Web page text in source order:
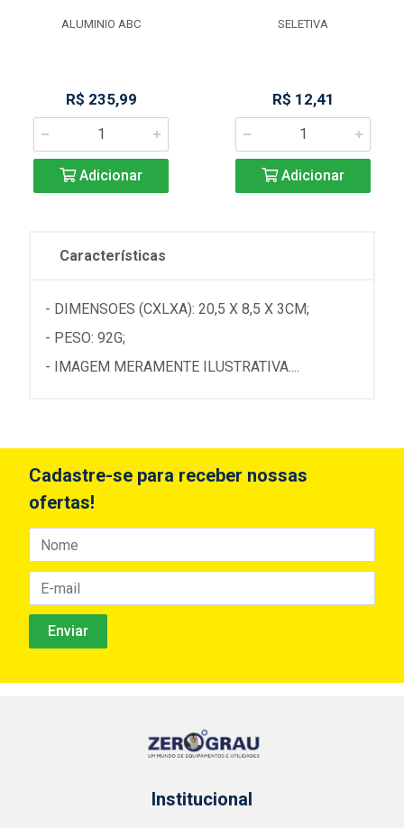
ALUMINIO ABC
R$ 235,99
Adicionar
SELETIVA
R$ 12,41
Adicionar
Características
- DIMENSOES (CXLXA): 20,5 X 8,5 X 3CM;
- PESO: 92G;
- IMAGEM MERAMENTE ILUSTRATIVA....
Cadastre-se para receber nossas
ofertas!
Institucional